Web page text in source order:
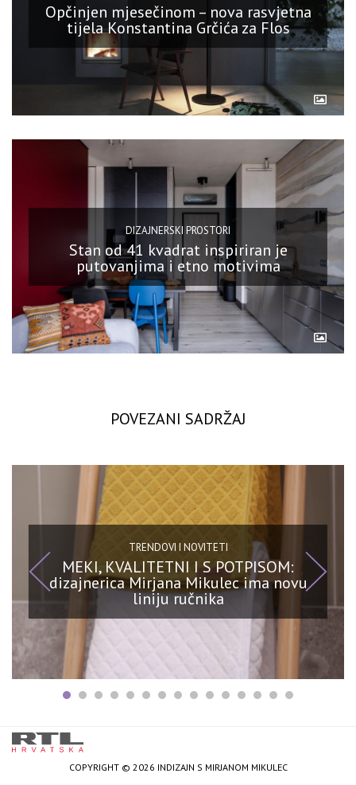
Opčinjen mjesečinom – nova rasvjetna
tijela Konstantina Grčića za Flos
DIZAJNERSKI PROSTORI
Stan od 41 kvadrat inspiriran je
putovanjima i etno motivima
POVEZANI SADRŽAJ
TRENDOVI I NOVITETI
MEKI, KVALITETNI I S POTPISOM:
dizajnerica Mirjana Mikulec ima novu
liniju ručnika
COPYRIGHT © 2026 INDIZAJN S MIRJANOM MIKULEC